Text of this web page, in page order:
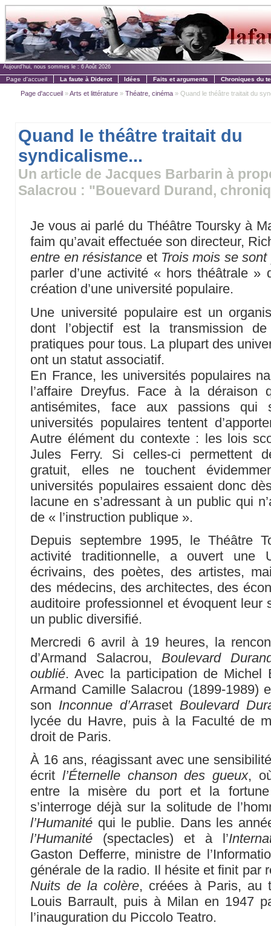
Aujourd'hui, nous sommes le : 6 Août 2026
Page d'accueil La faute à Diderot Idées Faits et arguments Chroniques du
Page d'accueil »Arts et littérature »Théatre, cinéma » Quand le théâtre traitait du
Quand le théâtre traitait du
syndicalisme...
Un article de Jacques Barbarin à
Salacrou : "Bouevard Durand,
Je vous ai parlé du Théâtre Toursky à
faim qu’avait effectuée son directeur,
entre en résistance et Trois mois se
parler d’une activité « hors théâtrale »
création d’une université populaire.
Une université populaire est un
dont l’objectif est la transmission
pratiques pour tous. La plupart des
ont un statut associatif.
En France, les universités populaires
l’affaire Dreyfus. Face à la déraison
antisémites, face aux passions qui
universités populaires tentent
Autre élément du contexte : les lois
Jules Ferry. Si celles-ci permettent
gratuit, elles ne touchent
universités populaires essaient donc
lacune en s’adressant à un public qui
de « l’instruction publique ».
Depuis septembre 1995, le Théâtre
activité traditionnelle, a ouvert une
écrivains, des poètes, des artistes,
des médecins, des architectes, des
auditoire professionnel et évoquent leur
un public diversifié.
Mercredi 6 avril à 19 heures, la
d’Armand Salacrou,Boulevard
oublié. Avec la participation de Michel
Armand Camille Salacrou (1899-1989)
son Inconnue d’ArrasetBoulevard
lycée du Havre, puis à la Faculté de
droit de Paris.
À 16 ans, réagissant avec une
écritl’Éternelle chanson des gueux,
entre la misère du port et la
s’interroge déjà sur la solitude de
l’Humanité qui le publie. Dans les
l’Humanité (spectacles) et à l’
Gaston Defferre, ministre de
générale de la radio. Il hésite et finit par
Nuits de la colère, créées à Paris, au
Louis Barrault, puis à Milan en 1947
l’inauguration du Piccolo Teatro.